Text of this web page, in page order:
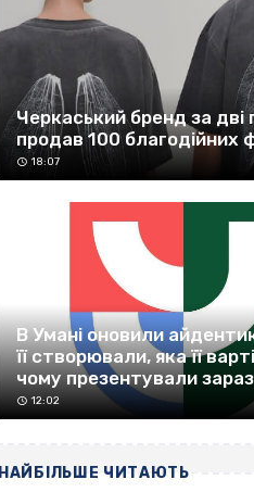
Черкаський бренд за дві
продав 100 благодійних
18:07
В Умані оновили
її створювали, яка її
чому презентували
12:02
НАЙБІЛЬШЕ ЧИТАЮТЬ